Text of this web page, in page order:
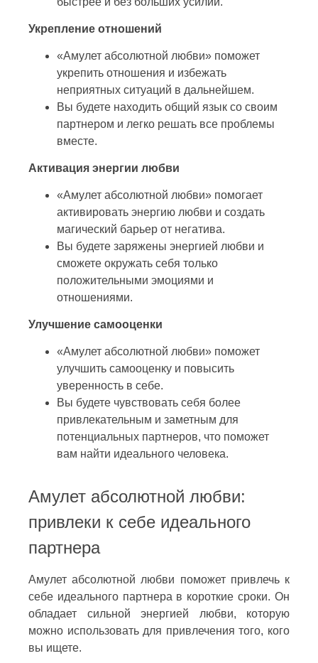
Укрепление отношений
«Амулет абсолютной любви» поможет
укрепить отношения и избежать
неприятных ситуаций в дальнейшем.
Вы будете находить общий язык со своим
партнером и легко решать все проблемы
вместе.
Активация энергии любви
«Амулет абсолютной любви» помогает
активировать энергию любви и создать
магический барьер от негатива.
Вы будете заряжены энергией любви и
сможете окружать себя только
положительными эмоциями и
отношениями.
Улучшение самооценки
«Амулет абсолютной любви» поможет
улучшить самооценку и повысить
уверенность в себе.
Вы будете чувствовать себя более
привлекательным и заметным для
потенциальных партнеров, что поможет
вам найти идеального человека.
Амулет абсолютной любви:
привлеки к себе идеального
партнера
Амулет абсолютной любви поможет привлечь к
себе идеального партнера в короткие сроки. Он
обладает сильной энергией любви, которую
можно использовать для привлечения того, кого
вы ищете.